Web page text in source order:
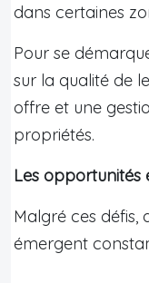
dans certaines
Pour se
sur la qualité de
offre et une
propriétés.
Les opportunités
Malgré ces défis,
émergent